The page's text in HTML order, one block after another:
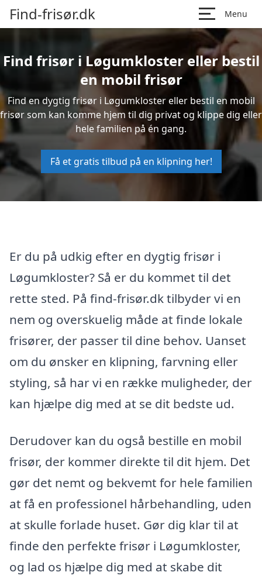
Find-frisør.dk Menu
Find frisør i Løgumkloster eller bestil
en mobil frisør
Find en dygtig frisør i Løgumkloster eller bestil en mobil
frisør som kan komme hjem til dig privat og klippe dig eller
hele familien på én gang.
Få et gratis tilbud på en klipning her!
Er du på udkig efter en dygtig frisør i
Løgumkloster? Så er du kommet til det
rette sted. På find-frisør.dk tilbyder vi en
nem og overskuelig måde at finde lokale
frisører, der passer til dine behov. Uanset
om du ønsker en klipning, farvning eller
styling, så har vi en række muligheder, der
kan hjælpe dig med at se dit bedste ud.
Derudover kan du også bestille en mobil
frisør, der kommer direkte til dit hjem. Det
gør det nemt og bekvemt for hele familien
at få en professionel hårbehandling, uden
at skulle forlade huset. Gør dig klar til at
finde den perfekte frisør i Løgumkloster,
og lad os hjælpe dig med at skabe dit